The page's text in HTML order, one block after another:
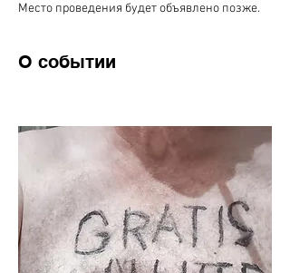
Место проведения будет объявлено позже.
О событии